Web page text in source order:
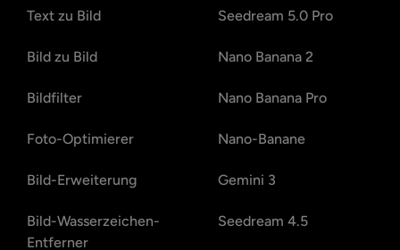
Text zu Bild
Bild zu Bild
Bildfilter
Foto-Optimierer
Bild-Erweiterung
Bild-Wasserzeichen-
Entferner
Seedream 5.0 Pro
Nano Banana 2
Nano Banana Pro
Nano-Banane
Gemini 3
Seedream 4.5